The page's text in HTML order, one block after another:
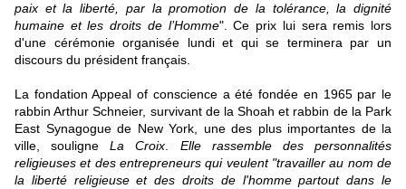
paix et la liberté, par la promotion de la tolérance, la dignité
humaine et les droits de l’Homme". Ce prix lui sera remis lors
d'une cérémonie organisée lundi et qui se terminera par un
discours du président français.
La fondation Appeal of conscience a été fondée en 1965 par le
rabbin Arthur Schneier, survivant de la Shoah et rabbin de la Park
East Synagogue de New York, une des plus importantes de la
ville, souligneLa Croix
Elle rassemble des personnalités
religieuses et des entrepreneurs qui veulent "travailler au nom de
la liberté religieuse et des droits de l'homme partout dans le